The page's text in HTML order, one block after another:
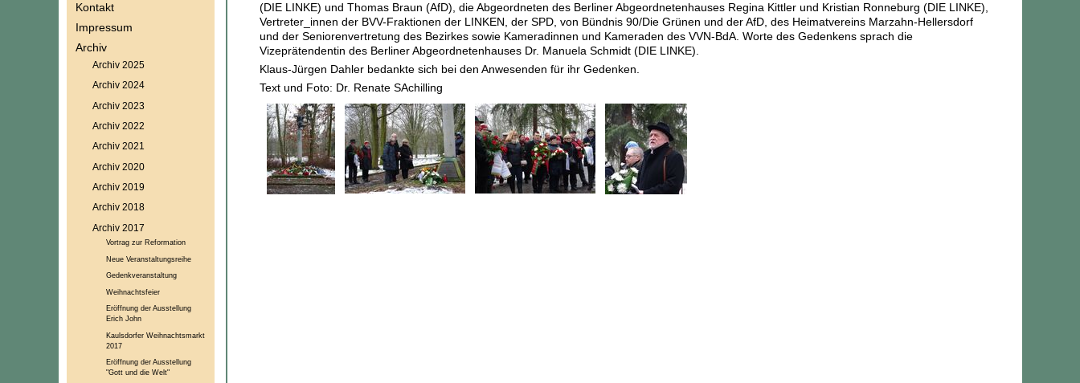
(DIE LINKE) und Thomas Braun (AfD), die Abgeordneten des Berliner Abgeordnetenhauses Regina Kittler und Kristian Ronneburg (DIE LINKE),
Vertreter_innen der BVV-Fraktionen der LINKEN, der SPD, von Bündnis 90/Die Grünen und der AfD, des Heimatvereins Marzahn-Hellersdorf
und der Seniorenvertretung des Bezirkes sowie Kameradinnen und Kameraden des VVN-BdA. Worte des Gedenkens sprach die
Vizeprätendentin des Berliner Abgeordnetenhauses Dr. Manuela Schmidt (DIE LINKE).
Klaus-Jürgen Dahler bedankte sich bei den Anwesenden für ihr Gedenken.
Text und Foto: Dr. Renate SAchilling
Kontakt
Impressum
Archiv
Archiv 2025
Archiv 2024
Archiv 2023
Archiv 2022
Archiv 2021
Archiv 2020
Archiv 2019
Archiv 2018
Archiv 2017
Vortrag zur Reformation
Neue Veranstaltungsreihe
Gedenkveranstaltung
Weihnachtsfeier
Eröffnung der Ausstellung
Erich John
Kaulsdorfer Weihnachtsmarkt
2017
Eröffnung der Ausstellung
"Gott und die Welt"